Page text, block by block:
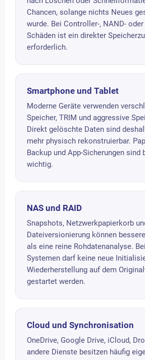
Chancen, solange nichts Neues
wurde. Bei Controller-, NAND-
Schäden ist ein direkter
erforderlich.
Smartphone und Tablet
Moderne Geräte verwenden
Speicher, TRIM und aggressive
Direkt gelöschte Daten sind
mehr physisch rekonstruierbar.
Backup und App-Sicherungen sind
wichtig.
NAS und RAID
Snapshots, Netzwerkpapierkorb
Dateiversionierung können
als eine reine Rohdatenanalyse.
Systemen darf keine neue
Wiederherstellung auf dem
gestartet werden.
Cloud und Synchronisation
OneDrive, Google Drive, iCloud,
andere Dienste besitzen häufig